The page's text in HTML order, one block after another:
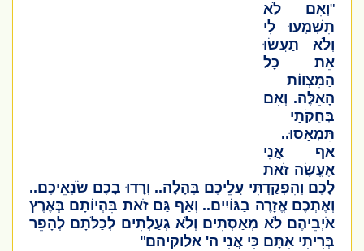
וְאִם לֹא
תִשְׁמְעוּ לִי
וְלֹא תַעֲשׂוּ
אֵת כָּל
הַמִּצְווֹת
הָאֵלֶּה.וְאִם
בְּחֻקֹּתַי
תִּמְאָסוּ..
אַף אֲנִי
אֶעֱשֶׂה זֹּאת
לָכֶם וְהִפְקַדְתִּי עֲלֵיכֶם בֶּהָלָה.. וְרָדוּ בָכֶם שֹׂנְאֵיכֶם..
וְאֶתְכֶם אֱזָרֶה בַגּוֹיִים.. וְאַף גַּם זֹאת בִּהְיוֹתָם בְּאֶרֶץ
אֹיְבֵיהֶם לֹא מְאַסְתִּים וְלֹא גְעַלְתִּים לְכַלֹּתָם לְהָפֵר
בְּרִיתִי אִתָּם כִּי אֲנִי ה' אלוקיהם"